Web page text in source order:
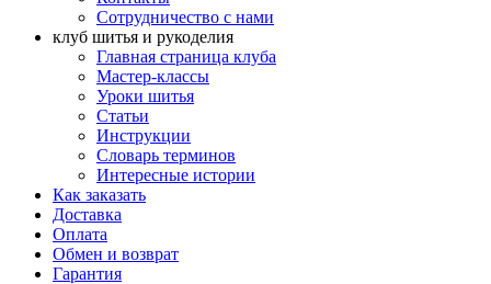
Сотрудничество с нами
клуб шитья и рукоделия
Главная страница клуба
Мастер-классы
Уроки шитья
Статьи
Инструкции
Словарь терминов
Интересные истории
Как заказать
Доставка
Оплата
Обмен и возврат
Гарантия